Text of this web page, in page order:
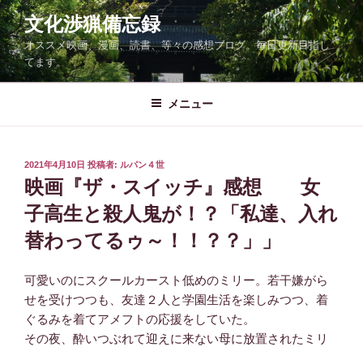
コ
ン
テ
ン
ツ
ス
文化渉猟備忘録
オススメ映画、漫画、読書、等々の感想ブログ。毎日更新目指し
てます。
メニュー
投
稿
日:
2021年4月10日 投稿者: ルパン４世
映画『ザ・スイッチ』感想 女
子高生と殺人鬼が！？「私達、入れ
替わってるゥ～！！？？」」
可愛いのにスクールカースト低めのミリー。若干嫌がら
せを受けつつも、友達２人と学園生活を楽しみつつ、着
ぐるみを着てアメフトの応援をしていた。
その夜、酔いつぶれて迎えに来ない母に放置されたミリ